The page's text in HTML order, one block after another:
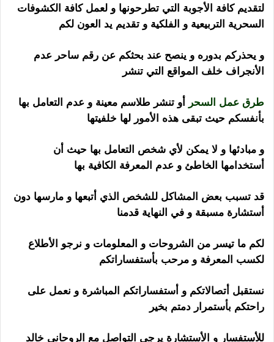
لتقديم كافة الأجوبة التي تطرحونها و لعمل كافة الكشوفات
السحرية التربيعية و الفلكية و تقديم يد العون لكم
و يحذركم بدوره و ينصح عند بحثكم عن رقم ساحر عدم
الأنجراف خلف المواقع التي تنشر
طرق عمل السحر
أو تنشر طلاسم معينة و عدم التعامل بها
بأنفسكم حيث تبقى هذه الأمور لها خلفيتها
و مبادئها و لا يمكن لأي شخص التعامل بها حيث أن
أستخدامها الخاطئ و عدم المعرفة الكافية بها
قد تسبب بعض المشاكل للشخص الذي أتبعها و مارسها دون
أستشارة مسبقة و في النهاية قدمنا
لكم ما تيسر من الشروحات و المعلومات و نرجو الأطلاع
لكسب المعرفة و مرحب بأستفساراتكم
نستقبل أتصالاتكم و أستفساراتكم المباشرة و نعمل على
راحتكم بأستمرار دمتم بخير
للأستفسار و الأستشارة يرجى التواصل مع الروحاني خالد